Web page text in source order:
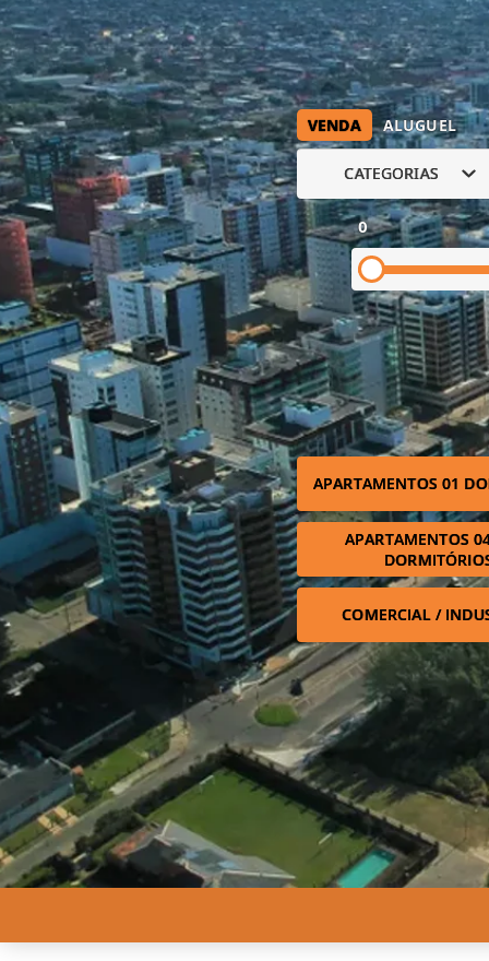
VENDA ALUGUEL
CATEGORIAS
0
APARTAMENTOS 01
APARTAMENTOS
COMERCIAL /